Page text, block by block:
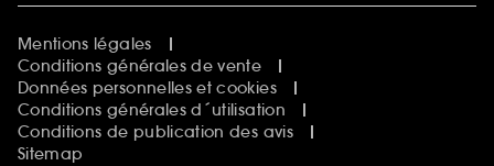
Mentions légales
Conditions générales de vente
Données personnelles et cookies
Conditions générales d´utilisation
Conditions de publication des avis
Sitemap